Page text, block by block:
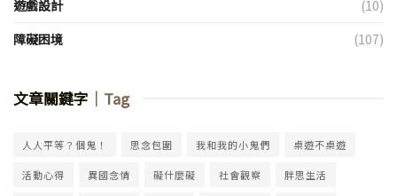
遊戲設計
(10)
障礙困境
(107)
文章關鍵字 ｜Tag
人人平等？個鬼！ 思念包圍 我和我的小鬼們 桌遊不桌遊
活動心得 異國念情 礙什麼礙 社會觀察 胖思生活